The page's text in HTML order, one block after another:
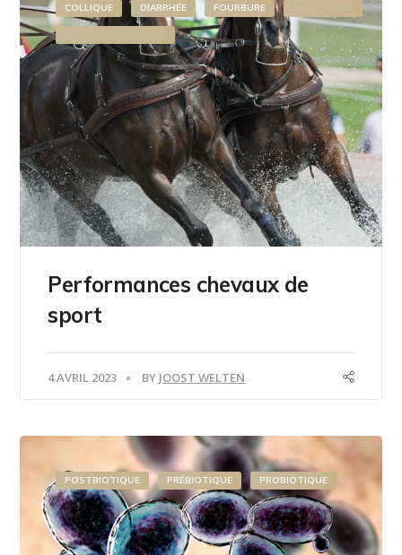
COLLIQUE DIARRHÉE FOURBURE
Performances chevaux de
sport
4 AVRIL 2023 BY JOOST WELTEN
POSTBIOTIQUE PRÉBIOTIQUE PROBIOTIQUE